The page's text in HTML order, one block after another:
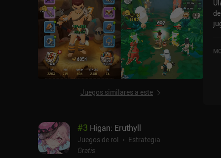
Juegos similares a este
#3 Higan: Eruthyll
Juegos de rol
Estrategia
Gratis